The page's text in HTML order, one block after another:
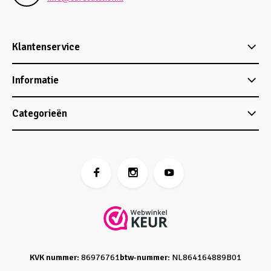
Klantenservice
Informatie
Categorieën
KVK nummer: 86976761btw-nummer: NL864164889B01